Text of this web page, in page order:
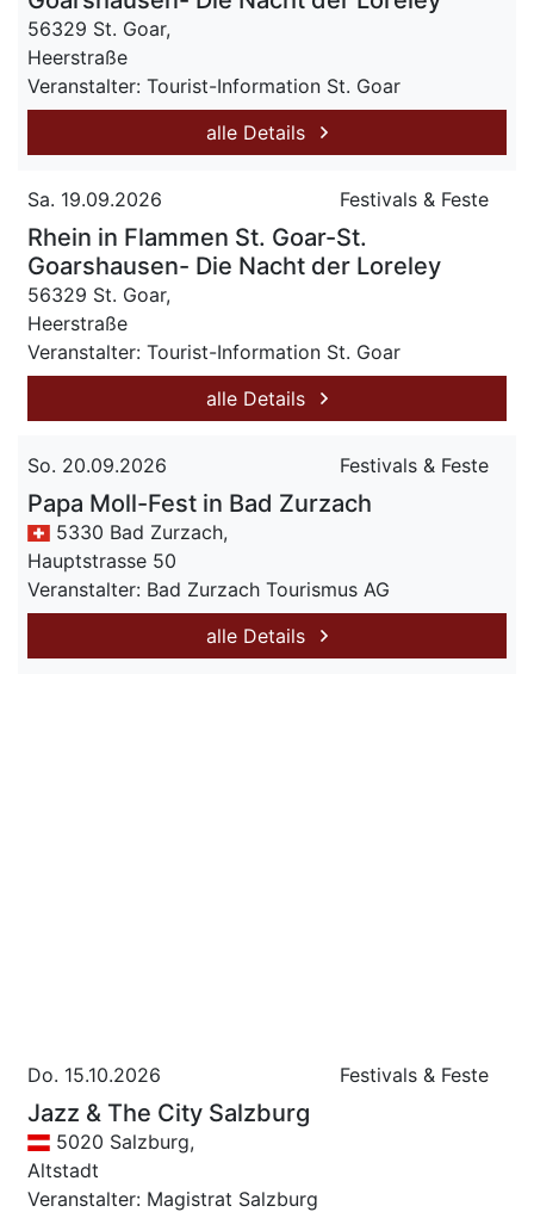
56329 St. Goar,
Heerstraße
Veranstalter: Tourist-Information St. Goar
alle Details
Sa. 19.09.2026 Festivals & Feste
Rhein in Flammen St. Goar-St.
Goarshausen- Die Nacht der Loreley
56329 St. Goar,
Heerstraße
Veranstalter: Tourist-Information St. Goar
alle Details
So. 20.09.2026 Festivals & Feste
Papa Moll-Fest in Bad Zurzach
5330 Bad Zurzach,
Hauptstrasse 50
Veranstalter: Bad Zurzach Tourismus AG
alle Details
Do. 15.10.2026 Festivals & Feste
Jazz & The City Salzburg
5020 Salzburg,
Altstadt
Veranstalter: Magistrat Salzburg